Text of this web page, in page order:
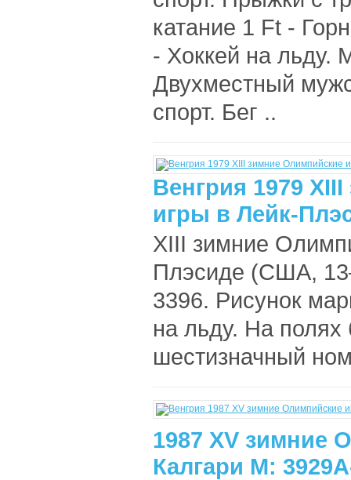
катание 1 Ft -
- Хоккей на льду.
Двухместный
спорт. Бег ..
Венгрия 1979
игры в Лейк-
XIII зимние
Плэсиде (США,
3396. Рисунок
на льду. На полях
шестизначный
1987 XV зимние
Калгари М: